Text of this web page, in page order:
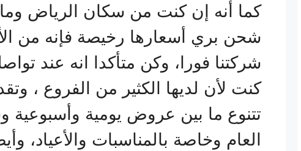
كما أنه إن كنت من سكان الرياض
شحن بري أسعارها رخيصة فإنه من
شركتنا فورا، وكن متأكدا انه عند
كنت لأن لديها الكثير من الفروع ،
تتنوع ما بين عروض يومية
العام وخاصة بالمناسبات والأعياد،